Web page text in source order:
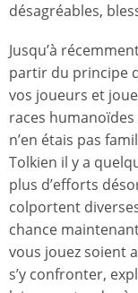
désagréables,
Jusqu’à
partir du principe
vos joueurs et
races humanoïdes
n’en étais pas
Tolkien il y a
plus d’efforts
colportent
chance
vous jouez soient
s’y confronter,